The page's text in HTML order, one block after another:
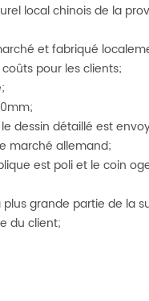
local chinois de la
et fabriqué
pour les clients;
dessin détaillé est
marché allemand;
est poli et le coin
plus grande partie de la
du client;